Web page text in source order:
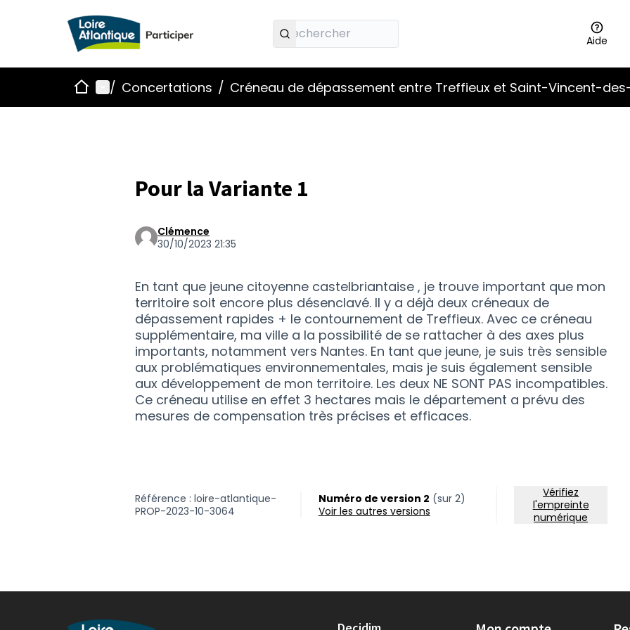
Aide
AccueilMenu principal
/ Concertations / Créneau de dépassement entre Treffieux et Saint-Vincent-
Pour la Variante 1
Clémence
30/10/2023 21:35
En tant que jeune citoyenne castelbriantaise , je trouve important que mon
territoire soit encore plus désenclavé. Il y a déjà deux créneaux de
dépassement rapides + le contournement de Treffieux. Avec ce créneau
supplémentaire, ma ville a la possibilité de se rattacher à des axes plus
importants, notamment vers Nantes. En tant que jeune, je suis très sensible
aux problématiques environnementales, mais je suis également sensible
aux développement de mon territoire. Les deux NE SONT PAS incompatibles.
Ce créneau utilise en effet 3 hectares mais le département a prévu des
mesures de compensation très précises et efficaces.
Référence : loire-atlantique-
PROP-2023-10-3064
Numéro de version 2 (sur 2)
voir les autres versions
Vérifiez
l'empreinte
numérique